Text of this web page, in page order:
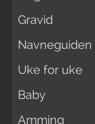
Gravid
Navneguiden
Uke for uke
Baby
Amming